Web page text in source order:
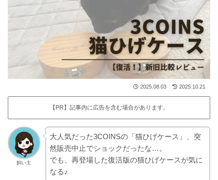
2025.08.03 2025.10.21
【PR】記事内に広告を含む場合があります。
飼い主
大人気だった3COINSの「猫ひげケース」、突
然販売中止でショックだったな…。
でも、再登場した復活版の猫ひげケースが気に
なる♪